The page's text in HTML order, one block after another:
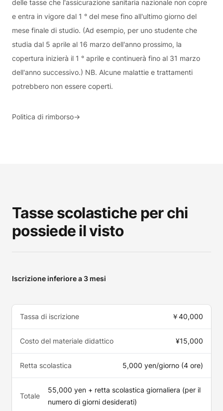
delle tasse che l'assicurazione sanitaria nazionale non copre
e entra in vigore dal 1 ° del mese fino all'ultimo giorno del
mese finale di studio. (Ad esempio, per uno studente che
studia dal 5 aprile al 16 marzo dell'anno prossimo, la
copertura inizierà il 1 ° aprile e continuerà fino al 31 marzo
dell'anno successivo.) NB. Alcune malattie e trattamenti
potrebbero non essere coperti.
Politica di rimborso→
Tasse scolastiche per chi
possiede il visto
Iscrizione inferiore a 3 mesi
Tassa di iscrizione ￥40,000
Costo del materiale didattico ¥15,000
Retta scolastica 5,000 yen/giorno (4 ore)
Totale
55,000 yen + retta scolastica giornaliera (per il
numero di giorni desiderati)